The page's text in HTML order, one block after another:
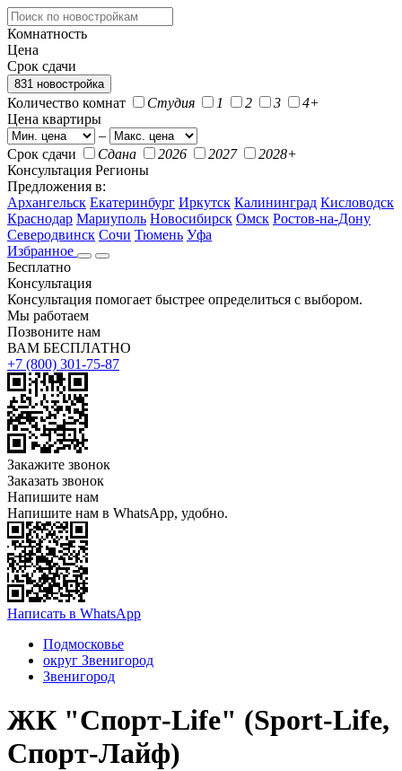
Комнатность
Цена
Срок сдачи
831 новостройка
Количество комнат Студия 1 2 3
4+
Цена квартиры
–
Срок сдачи
Сдана 2026 2027
2028+
Консультация Регионы
Предложения в:
Архангельск Екатеринбург Иркутск Калининград Кисловодск
Краснодар Мариуполь Новосибирск Омск Ростов-на-Дону
Северодвинск Сочи Тюмень Уфа
Избранное
Бесплатно
Консультация
Консультация помогает быстрее определиться с выбором.
Мы работаем
Позвоните нам
ВАМ БЕСПЛАТНО
+7 (800) 301-75-87
Закажите звонок
Заказать звонок
Напишите нам
Напишите нам в WhatsApp, удобно.
Написать в WhatsApp
Подмосковье
округ Звенигород
Звенигород
ЖК "Спорт-Life" (Sport-Life,
Спорт-Лайф)